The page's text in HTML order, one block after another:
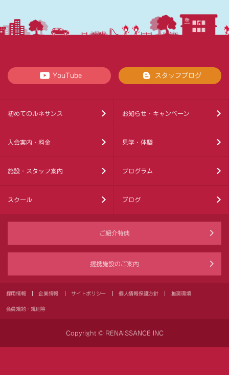
YouTube スタッフブログ
初めてのルネサンス お知らせ・キャンペーン
入会案内・料金 見学・体験
施設・スタッフ案内 プログラム
スクール ブログ
ご紹介特典
提携施設のご案内
採用情報 企業情報 サイトポリシー 個人情報保護方針 推奨環境
会員規約・規則等
Copyright © RENAISSANCE INC